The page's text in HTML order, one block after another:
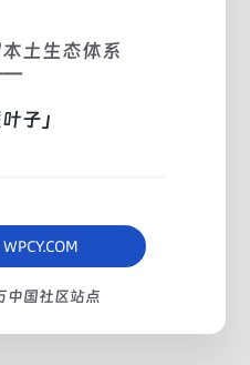
土生态体系
子」
中国社区站点